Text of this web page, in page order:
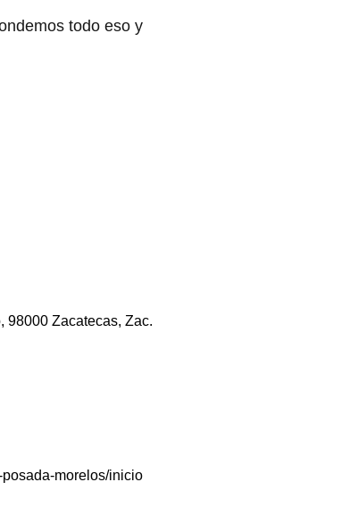
todo eso y
98000 Zacatecas, Zac.
morelos/inicio